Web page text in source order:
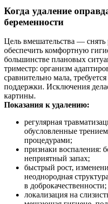
Когда удаление
беременности
Цель вмешательства — снять
обеспечить комфортную
большинстве плановых
триместр: организм
сравнительно мала,
поддержки. Исключения
картины.
Показания к удалению:
регулярная
обусловленные
процедурами;
признаки воспаления:
неприятный запах;
быстрый рост,
неоднородная
в доброкачественности;
локализация на